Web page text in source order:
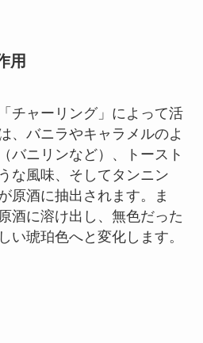
用
チャーリング」によって活
、バニラやキャラメルのよ
バニリンなど）、トースト
な風味、そしてタンニン
原酒に抽出されます。ま
酒に溶け出し、無色だった
い琥珀色へと変化します。